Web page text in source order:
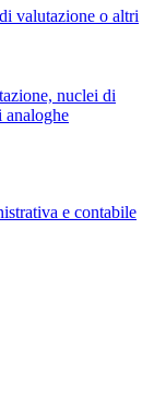
valutazione o altri
nuclei di
e contabile